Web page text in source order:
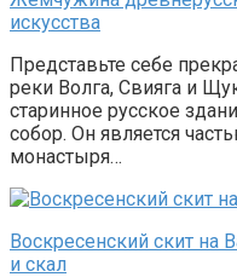
искусства
Представьте себе
реки Волга, Свияга и
старинное русское
собор. Он является
монастыря…
Воскресенский скит на
и скал